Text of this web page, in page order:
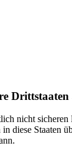
nicht
diese